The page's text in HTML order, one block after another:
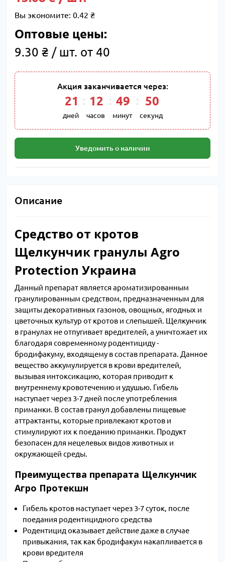
Вы экономите: 0.42 ₴
Оптовые цены:
9.30 ₴ / шт. от 40
Акция заканчивается через:
21
дней
12
часов
49
минут
49
секунд
Уведомить о наличии
Описание
Средство от кротов
Щелкунчик гранулы Agro
Protection Украина
Данный препарат является ароматизированным
гранулированным средством, предназначенным для
защиты декоративных газонов, овощных, ягодных и
цветочных культур от кротов и слепышей. Щелкунчик
в гранулах не отпугивает вредителей, а уничтожает их
благодаря современному родентициду -
бродифакуму, входящему в состав препарата. Данное
вещество аккумулируется в крови вредителей,
вызывая интоксикацию, которая приводит к
внутреннему кровотечению и удушью. Гибель
наступает через 3-7 дней после употребления
приманки. В состав гранул добавлены пищевые
аттрактанты, которые привлекают кротов и
стимулируют их к поеданию приманки. Продукт
безопасен для нецелевых видов животных и
окружающей среды.
Преимущества препарата Щелкунчик
Агро Протекшн
Гибель кротов наступает через 3-7 суток, после
поедания родентицидного средства
Родентицид оказывает действие даже в случае
привыкания, так как бродифакум накапливается в
крови вредителя